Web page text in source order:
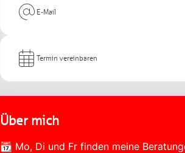
E-Mail
Termin vereinbaren
Über mich
📆 Mo, Di und Fr finden meine